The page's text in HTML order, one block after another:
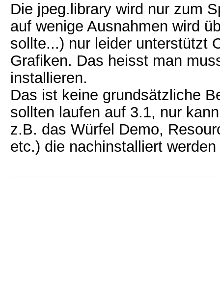
Die jpeg.library wird nur zum
auf wenige Ausnahmen wird
sollte...) nur leider unterstützt
Grafiken. Das heisst man
installieren.
Das ist keine grundsätzliche
sollten laufen auf 3.1, nur
z.B. das Würfel Demo,
etc.) die nachinstalliert